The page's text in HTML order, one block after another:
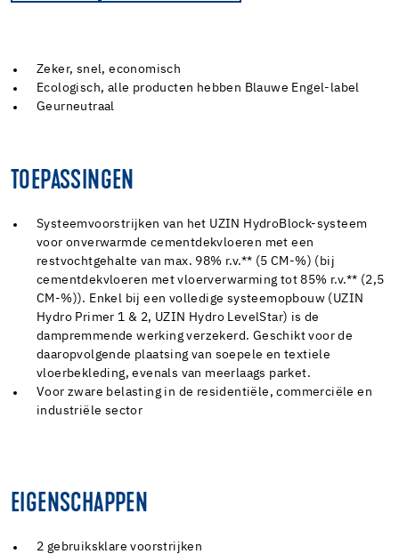
Zeker, snel, economisch
Ecologisch, alle producten hebben Blauwe Engel-label
Geurneutraal
TOEPASSINGEN
Systeemvoorstrijken van het UZIN HydroBlock-systeem
voor onverwarmde cementdekvloeren met een
restvochtgehalte van max. 98% r.v.** (5 CM-%) (bij
cementdekvloeren met vloerverwarming tot 85% r.v.** (2,5
CM-%)). Enkel bij een volledige systeemopbouw (UZIN
Hydro Primer 1 & 2, UZIN Hydro LevelStar) is de
dampremmende werking verzekerd. Geschikt voor de
daaropvolgende plaatsing van soepele en textiele
vloerbekleding, evenals van meerlaags parket.
Voor zware belasting in de residentiële, commerciële en
industriële sector
EIGENSCHAPPEN
2 gebruiksklare voorstrijken